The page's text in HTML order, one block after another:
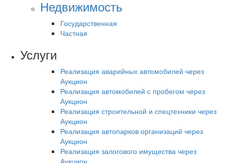
Недвижимость
Государственная
Частная
Услуги
Реализация аварийных автомобилей через
Аукцион
Реализация автомобилей с пробегом через
Аукцион
Реализация строительной и спецтехники через
Аукцион
Реализация автопарков организаций через
Аукцион
Реализация залогового имущества через
Аукцион